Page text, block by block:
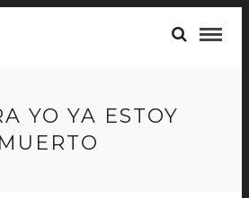
YO YA ESTOY
MUERTO